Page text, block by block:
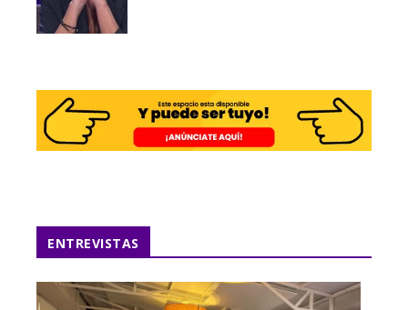
ENTREVISTAS